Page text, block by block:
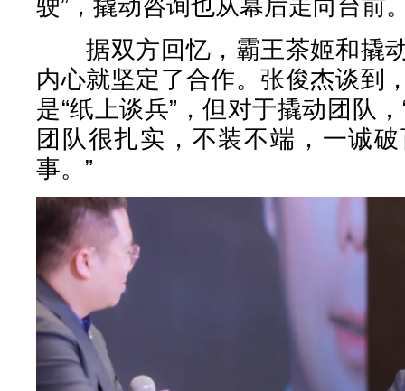
驶”，撬动咨询也从幕后走向台前
据双方回忆，霸王茶姬和撬
内心就坚定了合作。张俊杰谈到
是“纸上谈兵”，但对于撬动团队
团队很扎实，不装不端，一诚
事。”